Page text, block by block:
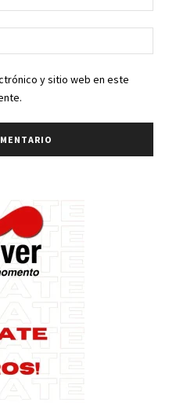
y sitio web en este